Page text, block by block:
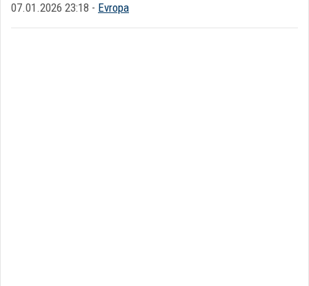
07.01.2026 23:18 - Evropa